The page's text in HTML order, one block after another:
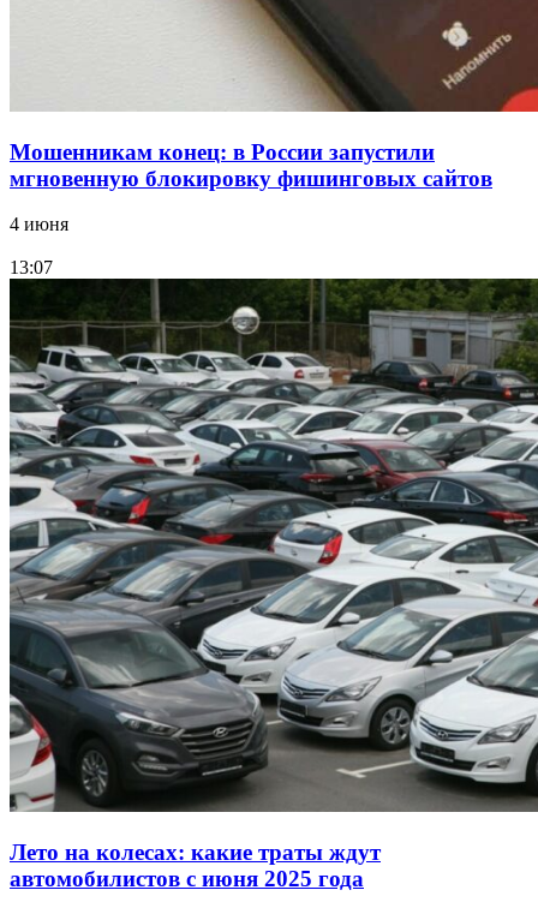
Мошенникам конец: в России запустили
мгновенную блокировку фишинговых сайтов
4 июня
13:07
Лето на колесах: какие траты ждут
автомобилистов с июня 2025 года